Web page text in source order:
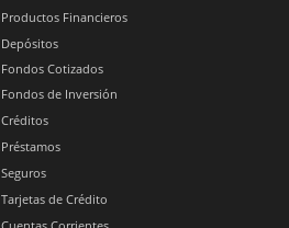
Productos Financieros
Depósitos
Fondos Cotizados
Fondos de Inversión
Créditos
Préstamos
Seguros
Tarjetas de Crédito